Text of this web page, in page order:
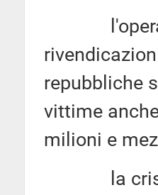
repubbliche
vittime
milioni e
la crisi